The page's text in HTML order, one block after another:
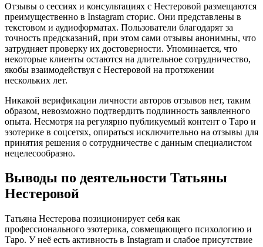
Отзывы о сессиях и консультациях с Нестеровой размещаются
преимущественно в Instagram сторис. Они представлены в
текстовом и аудиоформатах. Пользователи благодарят за
точность предсказаний, при этом сами отзывы анонимны, что
затрудняет проверку их достоверности. Упоминается, что
некоторые клиенты остаются на длительное сотрудничество,
якобы взаимодействуя с Нестеровой на протяжении
нескольких лет.
Никакой верификации личности авторов отзывов нет, таким
образом, невозможно подтвердить подлинность заявленного
опыта. Несмотря на регулярно публикуемый контент о Таро и
эзотерике в соцсетях, опираться исключительно на отзывы для
принятия решения о сотрудничестве с данным специалистом
нецелесообразно.
Выводы по деятельности Татьяны
Нестеровой
Татьяна Нестерова позиционирует себя как
профессионального эзотерика, совмещающего психологию и
Таро. У неё есть активность в Instagram и слабое присутствие